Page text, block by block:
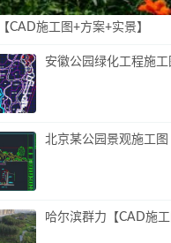
CAD施工图+方案+实景】
安徽公园绿化工程施工
北京某公园景观施工图
哈尔滨群力【CAD施工